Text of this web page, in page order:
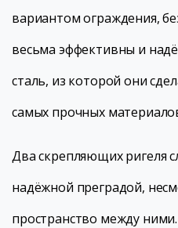
вариантом ограждения,
весьма эффективны и
сталь, из которой они
самых прочных
Два скрепляющих ригеля
надёжной преградой,
пространство между